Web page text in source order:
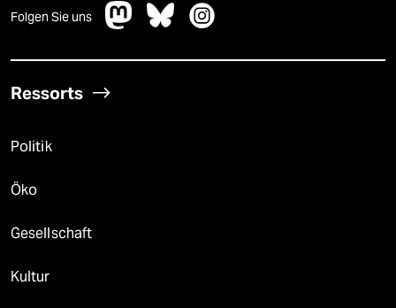
Folgen Sie uns
Ressorts
Politik
Öko
Gesellschaft
Kultur